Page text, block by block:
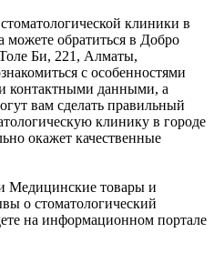
клиники в
можете обратиться в Добро
Би, 221, Алматы,
с особенностями
контактными данными, а
вам сделать правильный
клинику в городе
окажет качественные
Медицинские товары и
о стоматологический
на информационном портале